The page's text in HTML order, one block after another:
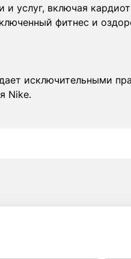
и услуг, включая
фитнес и
исключительными
Nike.